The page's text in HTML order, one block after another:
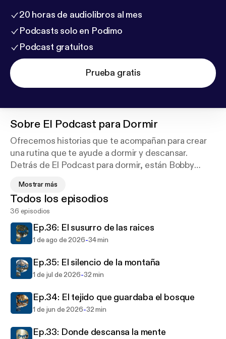
20 horas de audiolibros al mes
Podcasts solo en Podimo
Podcast gratuitos
Prueba gratis
Sobre El Podcast para Dormir
Ofrecemos historias que te acompañan para crear
una rutina que te ayude a dormir y descansar.
Detrás de El Podcast para dormir, están Bobby
la parte gráfica del proyecto. Mireia es la locutora
femenina y se encarga de las RRSS. Alejandro es el
locutor masculino y quien se encarga de crear las
historias.
Mostrar más
Todos los episodios
36 episodios
Ep.36: El susurro de las raices
1 de ago de 2026-34 min
Ep.35: El silencio de la montaña
1 de jul de 2026-32 min
Ep.34: El tejido que guardaba el bosque
1 de jun de 2026-32 min
Ep.33: Donde descansa la mente